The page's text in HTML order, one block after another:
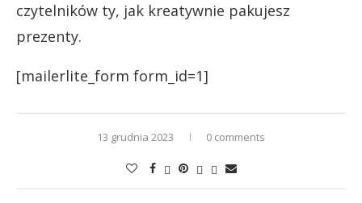
czytelników ty, jak kreatywnie pakujesz
prezenty.
[mailerlite_form form_id=1]
13 grudnia 2023 0 comments